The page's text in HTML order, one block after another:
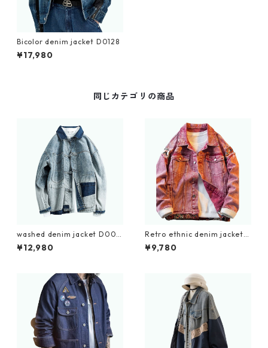
Bicolor denim jacket D0128
¥17,980
同じカテゴリの商品
washed denim jacket D006
0
¥12,980
Retro ethnic denim jacket
D0134
¥9,780